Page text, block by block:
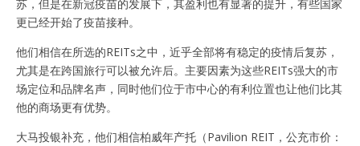
苏，但是在新冠疫苗的发展下，其盈利也有显著的提升，有些国家
更已经开始了疫苗接种。
他们相信在所选的REITs之中，近乎全部将有稳定的疫情后复苏，
尤其是在跨国旅行可以被允许后。主要因素为这些REITs强大的市
场定位和品牌名声，同时他们位于市中心的有利位置也让他们比其
他的商场更有优势。
大马投银补充，他们相信柏威年产托（Pavilion REIT，公充市价：